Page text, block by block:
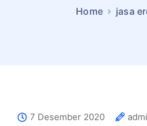
Home jasa
7 Desember 2020